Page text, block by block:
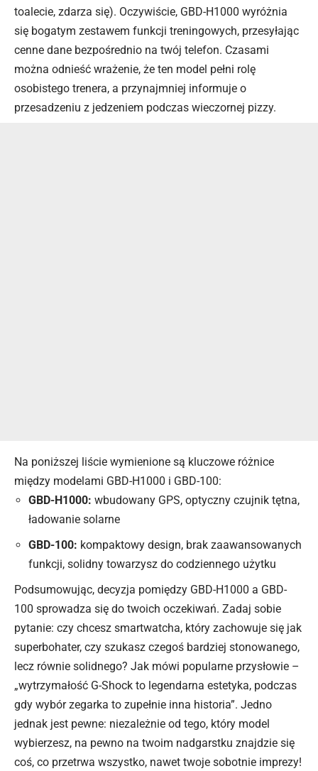
toalecie, zdarza się). Oczywiście, GBD-H1000 wyróżnia
się bogatym zestawem funkcji treningowych, przesyłając
cenne dane bezpośrednio na twój telefon. Czasami
można odnieść wrażenie, że ten model pełni rolę
osobistego trenera, a przynajmniej informuje o
przesadzeniu z jedzeniem podczas wieczornej pizzy.
Na poniższej liście wymienione są kluczowe różnice
między modelami GBD-H1000 i GBD-100:
GBD-H1000: wbudowany GPS, optyczny czujnik tętna,
ładowanie solarne
GBD-100: kompaktowy design, brak zaawansowanych
funkcji, solidny towarzysz do codziennego użytku
Podsumowując, decyzja pomiędzy GBD-H1000 a GBD-
100 sprowadza się do twoich oczekiwań. Zadaj sobie
pytanie: czy chcesz smartwatcha, który zachowuje się jak
superbohater, czy szukasz czegoś bardziej stonowanego,
lecz równie solidnego? Jak mówi popularne przysłowie –
„wytrzymałość G-Shock to legendarna estetyka, podczas
gdy wybór zegarka to zupełnie inna historia”. Jedno
jednak jest pewne: niezależnie od tego, który model
wybierzesz, na pewno na twoim nadgarstku znajdzie się
coś, co przetrwa wszystko, nawet twoje sobotnie imprezy!